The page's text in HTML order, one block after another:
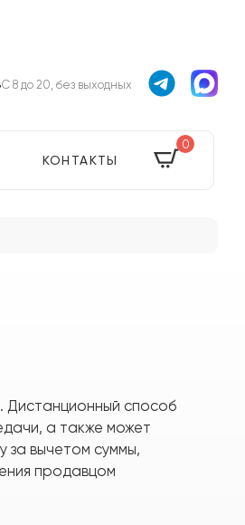
С 8 до 20, без выходных
КОНТАКТЫ
0
Дистанционный способ
а также может
за вычетом суммы,
продавцом